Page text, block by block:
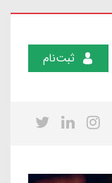
ثبت‌نام